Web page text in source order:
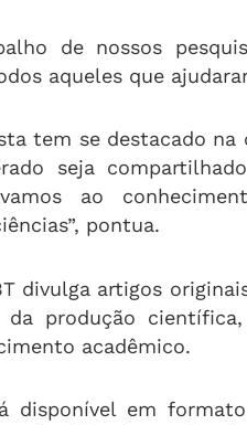
de nossos
aqueles que
tem se destacado
seja
ao
pontua.
divulga artigos
produção
acadêmico.
disponível em